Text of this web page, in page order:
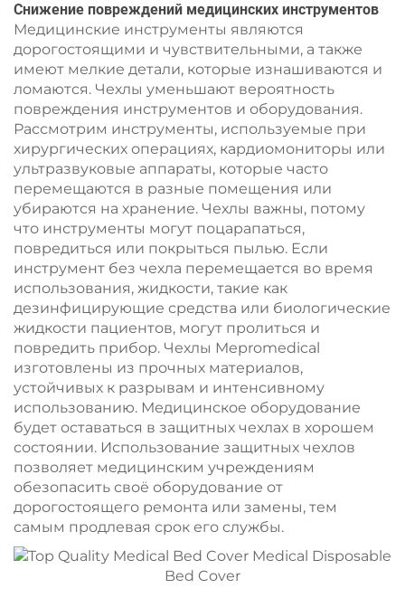
Снижение повреждений медицинских инструментов
Медицинские инструменты являются
дорогостоящими и чувствительными, а также
имеют мелкие детали, которые изнашиваются и
ломаются. Чехлы уменьшают вероятность
повреждения инструментов и оборудования.
Рассмотрим инструменты, используемые при
хирургических операциях, кардиомониторы или
ультразвуковые аппараты, которые часто
перемещаются в разные помещения или
убираются на хранение. Чехлы важны, потому
что инструменты могут поцарапаться,
повредиться или покрыться пылью. Если
инструмент без чехла перемещается во время
использования, жидкости, такие как
дезинфицирующие средства или биологические
жидкости пациентов, могут пролиться и
повредить прибор. Чехлы Mepromedical
изготовлены из прочных материалов,
устойчивых к разрывам и интенсивному
использованию. Медицинское оборудование
будет оставаться в защитных чехлах в хорошем
состоянии. Использование защитных чехлов
позволяет медицинским учреждениям
обезопасить своё оборудование от
дорогостоящего ремонта или замены, тем
самым продлевая срок его службы.